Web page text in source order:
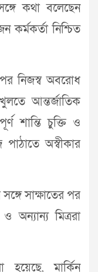
কথা বলেছেন
কর্মকর্তা নিশ্চিত
ওপর নিজস্ব অবরোধ
আন্তর্জাতিক
শান্তি চুক্তি ও
পাঠাতে অস্বীকার
সঙ্গে সাক্ষাতের পর
অন্যান্য মিত্ররা
মার্কিন